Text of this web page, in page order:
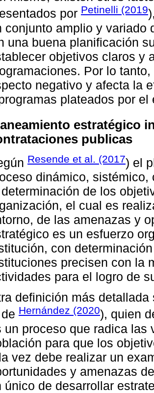
por Petinelli (2019
conjunto amplio y variado
una buena planificación
objetivos claros y
Por lo
negativo y afecta la
plateados por
estratégico
publicas
Resende et al. (2017) el
dinámico,
de los
el cual es
de las amenazas y
es un esfuerzo
con
precisen con la
para el logro de
definición más
Hernández (2020), quien
un proceso que radica las
para que los
vez debe realizar un
y amenazas
único de desarrollar